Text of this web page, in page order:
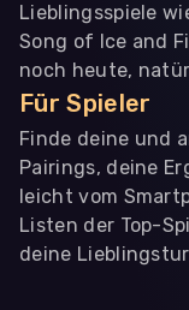
Lieblingsspiele
Song of Ice and
noch heute,
Für Spieler
Finde deine und
Pairings, deine
leicht vom
Listen der Top-
deine